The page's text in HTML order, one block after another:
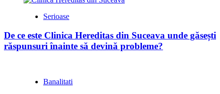
Serioase
De ce este Clinica Hereditas din Suceava unde găsești
răspunsuri înainte să devină probleme?
Banalitati